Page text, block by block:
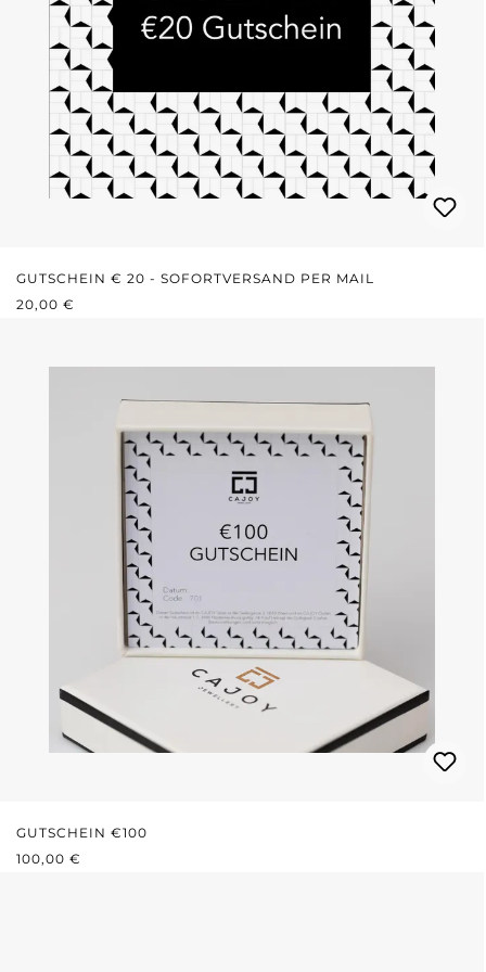
GUTSCHEIN € 20 - SOFORTVERSAND PER MAIL
REGULÄRER PREIS:
20,00 €
GUTSCHEIN €100
REGULÄRER PREIS:
100,00 €